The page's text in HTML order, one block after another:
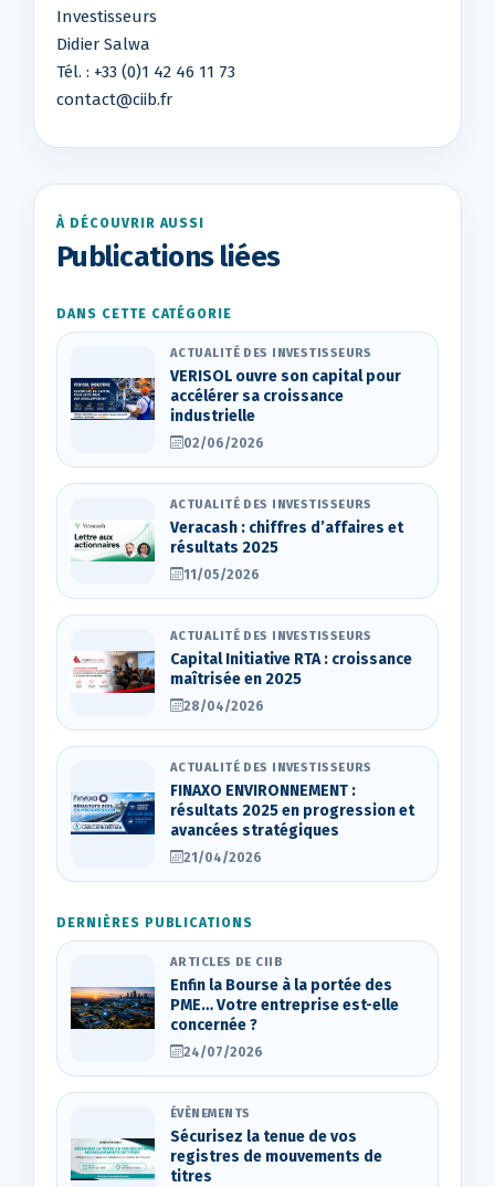
Investisseurs
Didier Salwa
Tél. : +33 (0)1 42 46 11 73
contact@ciib.fr
À DÉCOUVRIR AUSSI
Publications liées
DANS CETTE CATÉGORIE
ACTUALITÉ DES INVESTISSEURS
VERISOL ouvre son capital pour
accélérer sa croissance
industrielle
02/06/2026
ACTUALITÉ DES INVESTISSEURS
Veracash : chiffres d’affaires et
résultats 2025
11/05/2026
ACTUALITÉ DES INVESTISSEURS
Capital Initiative RTA : croissance
maîtrisée en 2025
28/04/2026
ACTUALITÉ DES INVESTISSEURS
FINAXO ENVIRONNEMENT :
résultats 2025 en progression et
avancées stratégiques
21/04/2026
DERNIÈRES PUBLICATIONS
ARTICLES DE CIIB
Enfin la Bourse à la portée des
PME… Votre entreprise est-elle
concernée ?
24/07/2026
ÉVÈNEMENTS
Sécurisez la tenue de vos
registres de mouvements de
titres